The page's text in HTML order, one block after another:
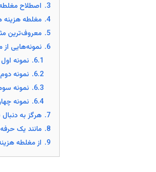
3. اصطلاح
4. مغلطه هزینه
5. معروف‌ترین
6. نمونه‌هایی از
6.1. نمونه اول
6.2. نمونه دوم
6.3. نمونه
6.4. نمونه
7. هرگز به
8. مانند یک
9. از مغلطه